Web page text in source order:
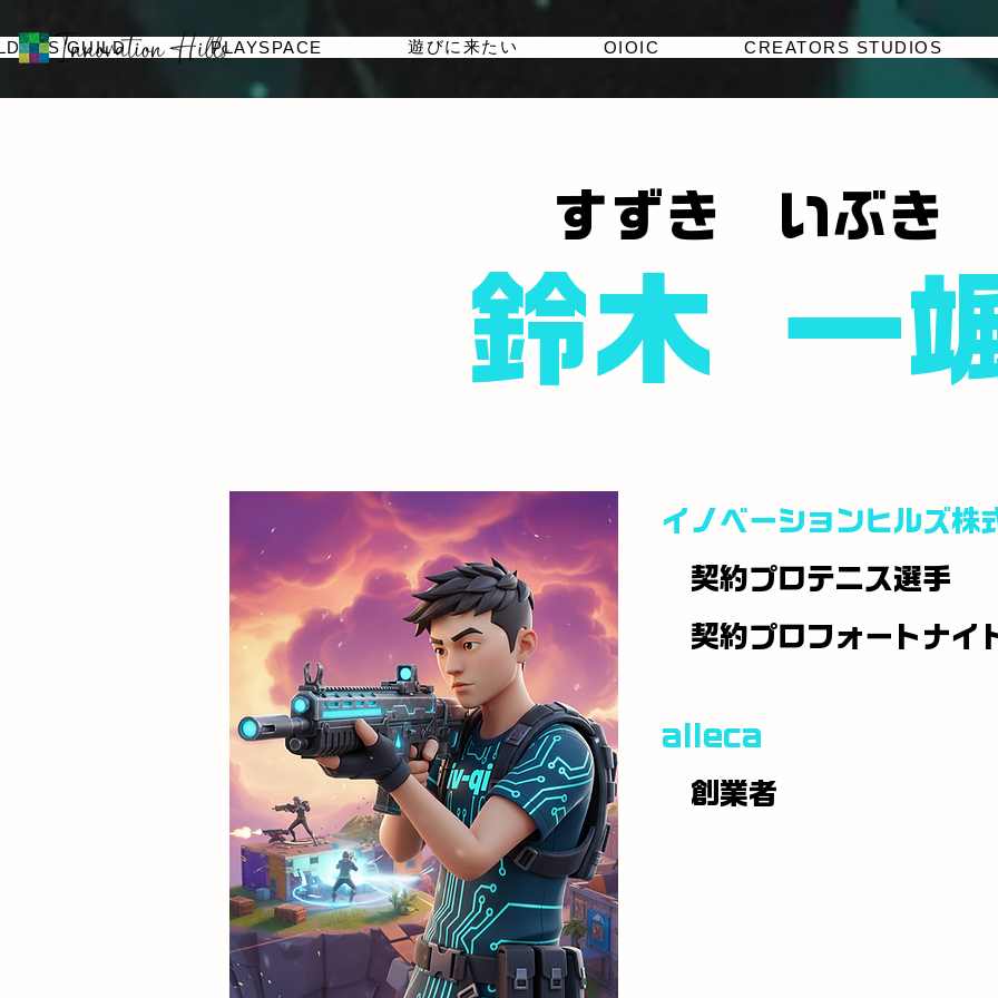
GUILD PLAYSPACE 遊びに来たい OIOIC CREATORS STUDIOS
すずき いぶき
鈴木 一
イノベーションヒルズ株
契約プロテニス選手
契約プロフォートナイ
alleca
創業者